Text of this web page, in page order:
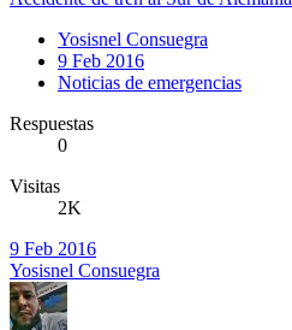
Yosisnel Consuegra
9 Feb 2016
Noticias de emergencias
Respuestas
0
Visitas
2K
9 Feb 2016
Yosisnel Consuegra